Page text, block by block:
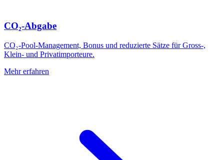
CO₂-Abgabe
CO₂-Pool-Management, Bonus und reduzierte Sätze für Gross-,
Klein- und Privatimporteure.
Mehr erfahren